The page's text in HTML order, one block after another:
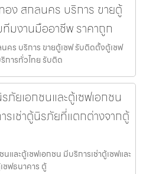
อง สกลนคร บริการ ขายตู้
มงานมืออาชีพ ราคาถูก
คร บริการ ขายตู้เซฟ รับติดตั้งตู้เซฟ
การทั่วไทย รับติด
ยเอกชนและตู้เซฟเอกชน
รเช่าตู้นิรภัยที่แตกต่างจากตู้
ละตู้เซฟเอกชน มีบริการเช่าตู้เซฟและ
ซฟธนาคาร ตู้